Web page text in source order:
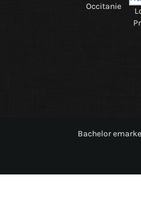
Occitanie
Bachelor